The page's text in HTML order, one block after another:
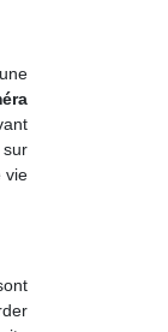
sur
vie